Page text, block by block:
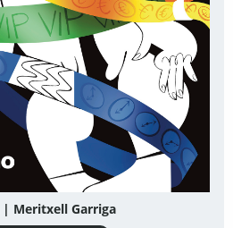
| Meritxell Garriga